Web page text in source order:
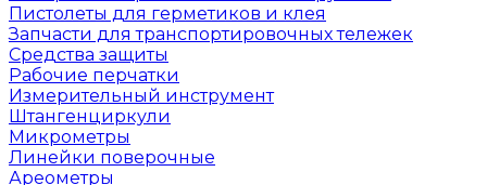
Пистолеты для герметиков и клея
Запчасти для транспортировочных тележек
Средства защиты
Рабочие перчатки
Измерительный инструмент
Штангенциркули
Микрометры
Линейки поверочные
Ареометры